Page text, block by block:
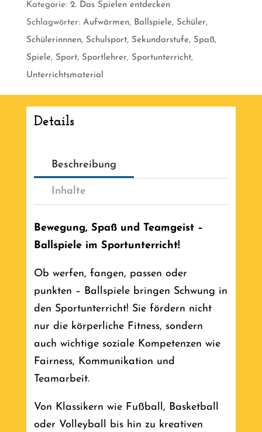
den
Sportunterricht
[Digital]
Menge
Kategorie: 2. Das Spielen entdecken
Schlagwörter: Aufwärmen, Ballspiele, Schüler,
Schülerinnnen, Schulsport, Sekundarstufe, Spaß,
Spiele, Sport, Sportlehrer, Sportunterricht,
Unterrichtsmaterial
Details
Beschreibung
Inhalte
Bewegung, Spaß und Teamgeist –
Ballspiele im Sportunterricht!
Ob werfen, fangen, passen oder
punkten – Ballspiele bringen Schwung in
den Sportunterricht! Sie fördern nicht
nur die körperliche Fitness, sondern
auch wichtige soziale Kompetenzen wie
Fairness, Kommunikation und
Teamarbeit.
Von Klassikern wie Fußball, Basketball
oder Volleyball bis hin zu kreativen